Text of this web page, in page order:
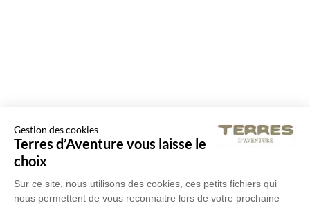
Gestion des cookies
Terres d’Aventure vous laisse le
choix
Sur ce site, nous utilisons des cookies, ces petits fichiers qui
nous permettent de vous reconnaitre lors de votre prochaine